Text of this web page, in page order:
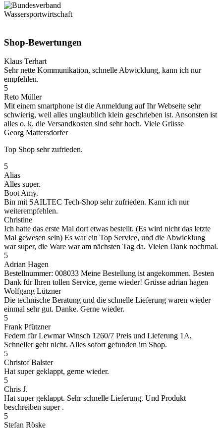
Shop-Bewertungen
Klaus Terhart
Sehr nette Kommunikation, schnelle Abwicklung, kann ich nur
empfehlen.
5
Reto Müller
Mit einem smartphone ist die Anmeldung auf Ihr Webseite sehr
schwierig, weil alles unglaublich klein geschrieben ist. Ansonsten ist
alles o. k. die Versandkosten sind sehr hoch. Viele Grüsse
Georg Mattersdorfer
Top Shop sehr zufrieden.
5
Alias
Alles super.
Boot Amy.
Bin mit SAILTEC Tech-Shop sehr zufrieden. Kann ich nur
weiterempfehlen.
Christine
Ich hatte das erste Mal dort etwas bestellt. (Es wird nicht das letzte
Mal gewesen sein) Es war ein Top Service, und die Abwicklung
war super, die Ware war am nächsten Tag da. Vielen Dank nochmal.
5
Adrian Hagen
Bestellnummer: 008033 Meine Bestellung ist angekommen. Besten
Dank für Ihren tollen Service, gerne wieder! Grüsse adrian hagen
Wolfgang Lützner
Die technische Beratung und die schnelle Lieferung waren wieder
einmal sehr gut. Danke. Gerne wieder.
5
Frank Pfützner
Federn für Lewmar Winsch 1260/7 Preis und Lieferung 1A,
Schneller geht nicht. Alles sofort gefunden im Shop.
5
Christof Balster
Hat super geklappt, gerne wieder.
5
Chris J.
Hat super geklappt. Sehr schnelle Lieferung. Und Produkt
beschreiben super .
5
Stefan Röske